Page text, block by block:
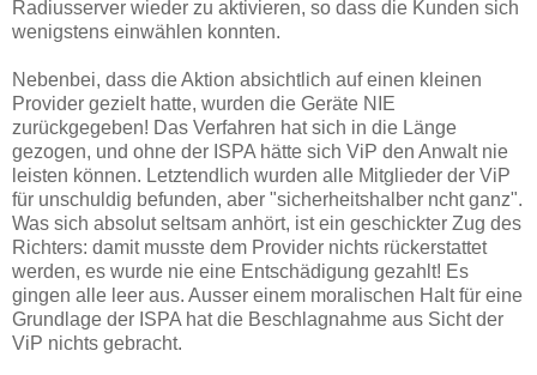
Radiusserver wieder zu aktivieren, so dass die Kunden sich
wenigstens einwählen konnten.
Nebenbei, dass die Aktion absichtlich auf einen kleinen
Provider gezielt hatte, wurden die Geräte NIE
zurückgegeben! Das Verfahren hat sich in die Länge
gezogen, und ohne der ISPA hätte sich ViP den Anwalt nie
leisten können. Letztendlich wurden alle Mitglieder der ViP
für unschuldig befunden, aber "sicherheitshalber ncht ganz".
Was sich absolut seltsam anhört, ist ein geschickter Zug des
Richters: damit musste dem Provider nichts rückerstattet
werden, es wurde nie eine Entschädigung gezahlt! Es
gingen alle leer aus. Ausser einem moralischen Halt für eine
Grundlage der ISPA hat die Beschlagnahme aus Sicht der
ViP nichts gebracht.